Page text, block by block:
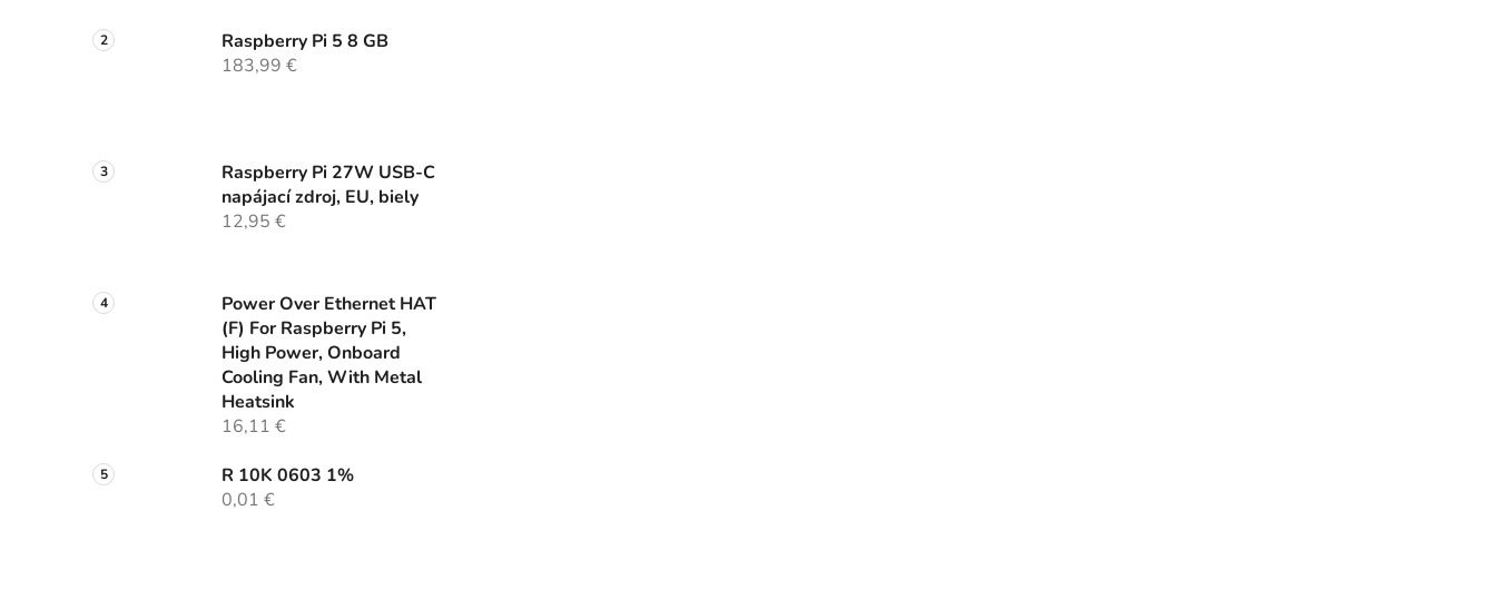
Raspberry Pi 5 8 GB
183,99 €
Raspberry Pi 27W USB-C
napájací zdroj, EU, biely
12,95 €
Power Over Ethernet HAT
(F) For Raspberry Pi 5,
High Power, Onboard
Cooling Fan, With Metal
Heatsink
16,11 €
R 10K 0603 1%
0,01 €